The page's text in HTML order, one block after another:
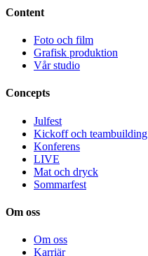
Content
Foto och film
Grafisk produktion
Vår studio
Concepts
Julfest
Kickoff och teambuilding
Konferens
LIVE
Mat och dryck
Sommarfest
Om oss
Om oss
Karriär